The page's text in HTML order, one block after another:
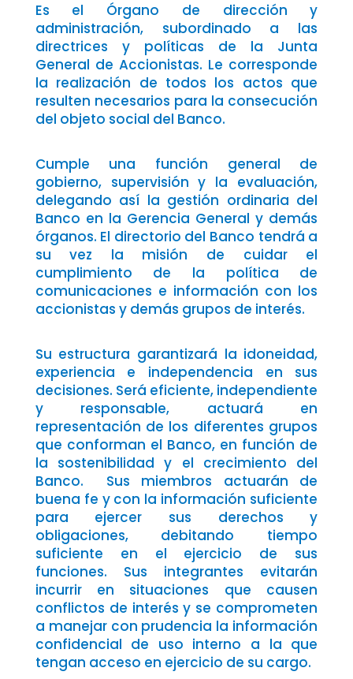
Es el Órgano de dirección y
administración, subordinado a las
directrices y políticas de la Junta
General de Accionistas. Le corresponde
la realización de todos los actos que
resulten necesarios para la consecución
del objeto social del Banco.
Cumple una función general de
gobierno, supervisión y la evaluación,
delegando así la gestión ordinaria del
Banco en la Gerencia General y demás
órganos. El directorio del Banco tendrá a
su vez la misión de cuidar el
cumplimiento de la política de
comunicaciones e información con los
accionistas y demás grupos de interés.
Su estructura garantizará la idoneidad,
experiencia e independencia en sus
decisiones. Será eficiente, independiente
y responsable, actuará en
representación de los diferentes grupos
que conforman el Banco, en función de
la sostenibilidad y el crecimiento del
Banco. Sus miembros actuarán de
buena fe y con la información suficiente
para ejercer sus derechos y
obligaciones, debitando tiempo
suficiente en el ejercicio de sus
funciones. Sus integrantes evitarán
incurrir en situaciones que causen
conflictos de interés y se comprometen
a manejar con prudencia la información
confidencial de uso interno a la que
tengan acceso en ejercicio de su cargo.